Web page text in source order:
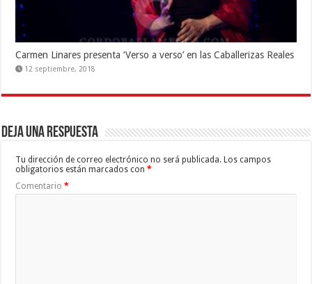
Carmen Linares presenta ‘Verso a verso’ en las Caballerizas Reales
12 septiembre, 2018
Deja una respuesta
Tu dirección de correo electrónico no será publicada. Los campos
obligatorios están marcados con*
Comentario*